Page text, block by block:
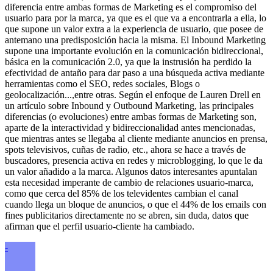
diferencia entre ambas formas de Marketing es el compromiso del
usuario para por la marca, ya que es el que va a encontrarla a ella, lo
que supone un valor extra a la experiencia de usuario, que posee de
antemano una predisposición hacia la misma. El Inbound Marketing
supone una importante evolución en la comunicación bidireccional,
básica en la comunicación 2.0, ya que la instrusión ha perdido la
efectividad de antaño para dar paso a una búsqueda activa mediante
herramientas como el SEO, redes sociales, Blogs o
geolocalización...,entre otras. Según el enfoque de Lauren Drell en
un artículo sobre Inbound y Outbound Marketing, las principales
diferencias (o evoluciones) entre ambas formas de Marketing son,
aparte de la interactividad y bidireccionalidad antes mencionadas,
que mientras antes se llegaba al cliente mediante anuncios en prensa,
spots televisivos, cuñas de radio, etc., ahora se hace a través de
buscadores, presencia activa en redes y microblogging, lo que le da
un valor añadido a la marca. Algunos datos interesantes apuntalan
esta necesidad imperante de cambio de relaciones usuario-marca,
como que cerca del 85% de los televidentes cambian el canal
cuando llega un bloque de anuncios, o que el 44% de los emails con
fines publicitarios directamente no se abren, sin duda, datos que
afirman que el perfil usuario-cliente ha cambiado.
-